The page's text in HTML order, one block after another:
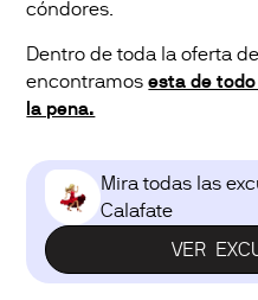
cóndores.
Dentro de toda la oferta
encontramosesta de
la pena.
Mira todas las
Calafate
VER